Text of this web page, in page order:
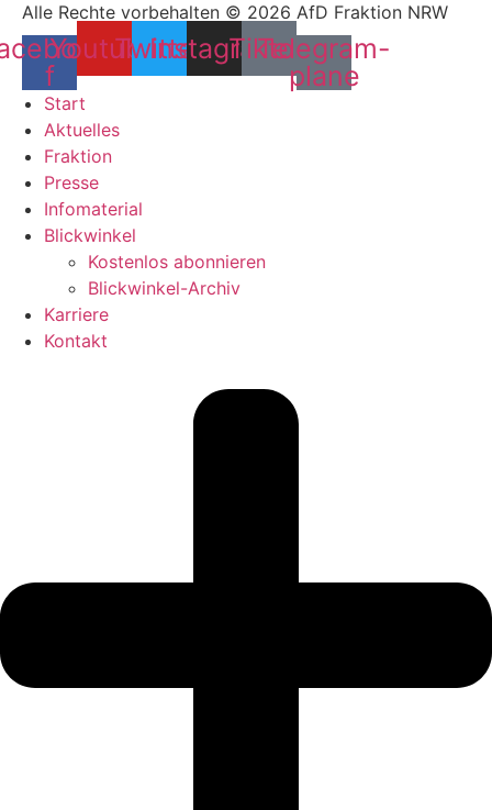
Alle Rechte vorbehalten © 2026 AfD Fraktion NRW
f
YoutubeTwitter
Instagram
Tiktok
Telegram-
plane
Start
Aktuelles
Fraktion
Presse
Infomaterial
Blickwinkel
Kostenlos abonnieren
Blickwinkel-Archiv
Karriere
Kontakt